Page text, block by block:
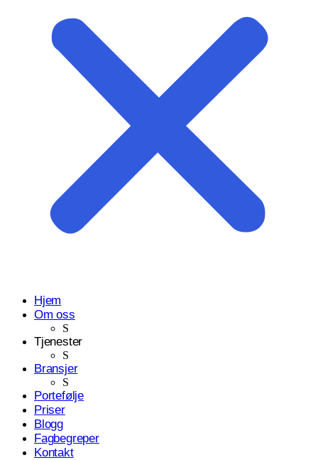
Hjem
Om oss
S
Tjenester
S
Bransjer
S
Portefølje
Priser
Blogg
Fagbegreper
Kontakt
Start prosjektet ditt med oss
Klar til å gjøre ideen din om til en kraftfull digital opplevelse?